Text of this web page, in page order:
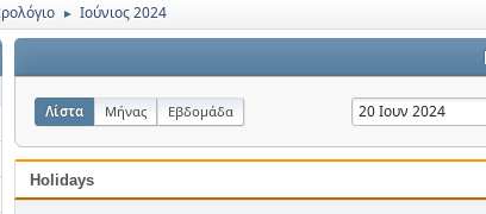
► Ιούνιος 2024
Λίστα Μήνας Εβδομάδα
Holidays